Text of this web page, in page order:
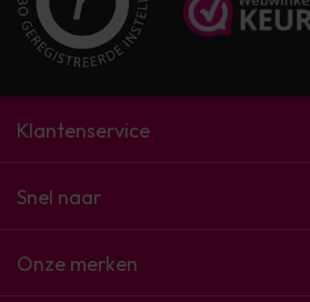
Klantenservice
Snel naar
Onze merken